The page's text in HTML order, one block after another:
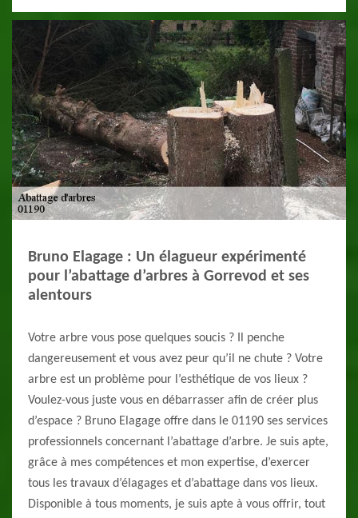
Bruno Elagage : Un élagueur expérimenté
pour l’abattage d’arbres à Gorrevod et ses
alentours
Votre arbre vous pose quelques soucis ? Il penche
dangereusement et vous avez peur qu’il ne chute ? Votre
arbre est un problème pour l’esthétique de vos lieux ?
Voulez-vous juste vous en débarrasser afin de créer plus
d’espace ? Bruno Elagage offre dans le 01190 ses services
professionnels concernant l’abattage d’arbre. Je suis apte,
grâce à mes compétences et mon expertise, d’exercer
tous les travaux d’élagages et d’abattage dans vos lieux.
Disponible à tous moments, je suis apte à vous offrir, tout